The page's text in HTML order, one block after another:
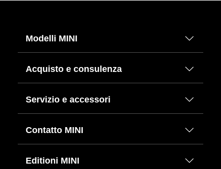
Modelli MINI
Acquisto e consulenza
Servizio e accessori
Contatto MINI
Editioni MINI